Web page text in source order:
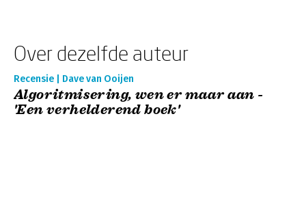
Over dezelfde auteur
Recensie | Dave van Ooijen
Algoritmisering, wen er maar aan -
'Een verhelderend boek'